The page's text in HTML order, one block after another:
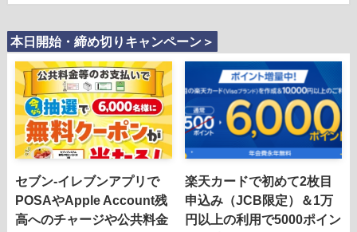
本日開始・締め切りキャンペーン＞
セブン-イレブンアプリで
POSAやApple Account残
高へのチャージや公共料金
楽天カードで初めて2枚目
申込み（JCB限定）＆1万
円以上の利用で5000ポイン